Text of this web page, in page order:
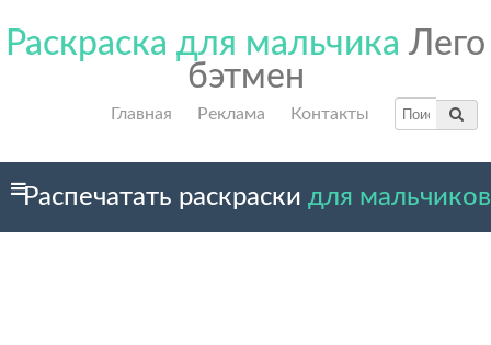
Раскраска для мальчика Лего
бэтмен
Главная Реклама Контакты
Распечатать раскраски для мальчиков